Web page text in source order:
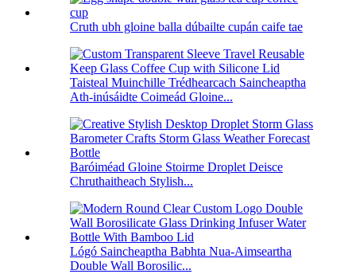
Cruth ubh gloine balla dúbailte cupán caife tae
Taisteal Muinchille Trédhearcach Saincheaptha
Ath-inúsáidte Coimeád Gloine...
Baróiméad Gloine Stoirme Droplet Deisce
Chruthaitheach Stylish...
Lógó Saincheaptha Babhta Nua-Aimseartha
Double Wall Borosilic...